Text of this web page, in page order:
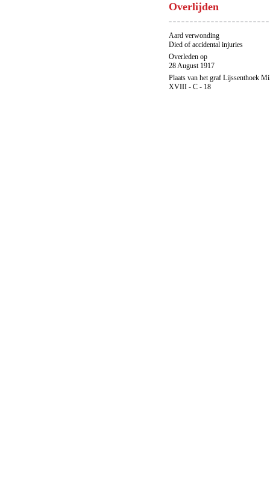
Overlijden
Aard verwonding
Died of accidental injuries
Overleden op
28 August 1917
Plaats van het graf Lijssenthoek
XVIII - C - 18